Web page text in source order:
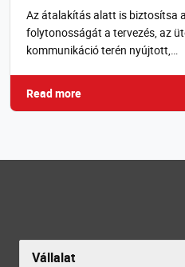
Az átalakítás alatt is biztosítsa
folytonosságát a tervezés, az
kommunikáció terén nyújtott,…
Read more
Vállalat